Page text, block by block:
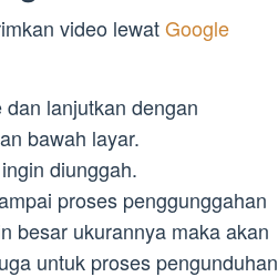
video lewatGoogle
lanjutkan dengan
bawah layar.
diunggah.
proses penggunggahan
besar ukurannya maka akan
untuk proses pengunduhan